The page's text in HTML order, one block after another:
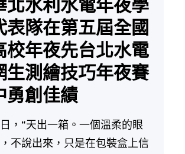
北水利水電年夜學
表隊在第五屆全國
校年夜先台北水電
生測繪技巧年夜賽
勇創佳績
，“天出一箱。一個溫柔的眼
不說出來，只是在包裝盒上信